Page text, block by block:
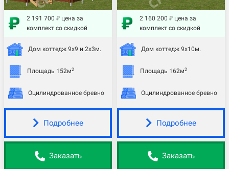
2 191 700 ₽ цена за
комплект со скидкой
Дом коттедж 9х9 и 2х3м.
Площадь 152м2
Оцилиндрованное бревно
Подробнее
Заказать
2 160 200 ₽ цена за
комплект со скидкой
Дом коттедж 9х10м.
Площадь 162м2
Оцилиндрованное бревно
Подробнее
Заказать